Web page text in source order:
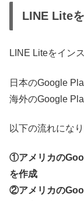
LINE Lite
LINE Liteをイン
日本のGoogle
海外のGoogle
以下の流れになり
①アメリカの
を作成
②アメリカの